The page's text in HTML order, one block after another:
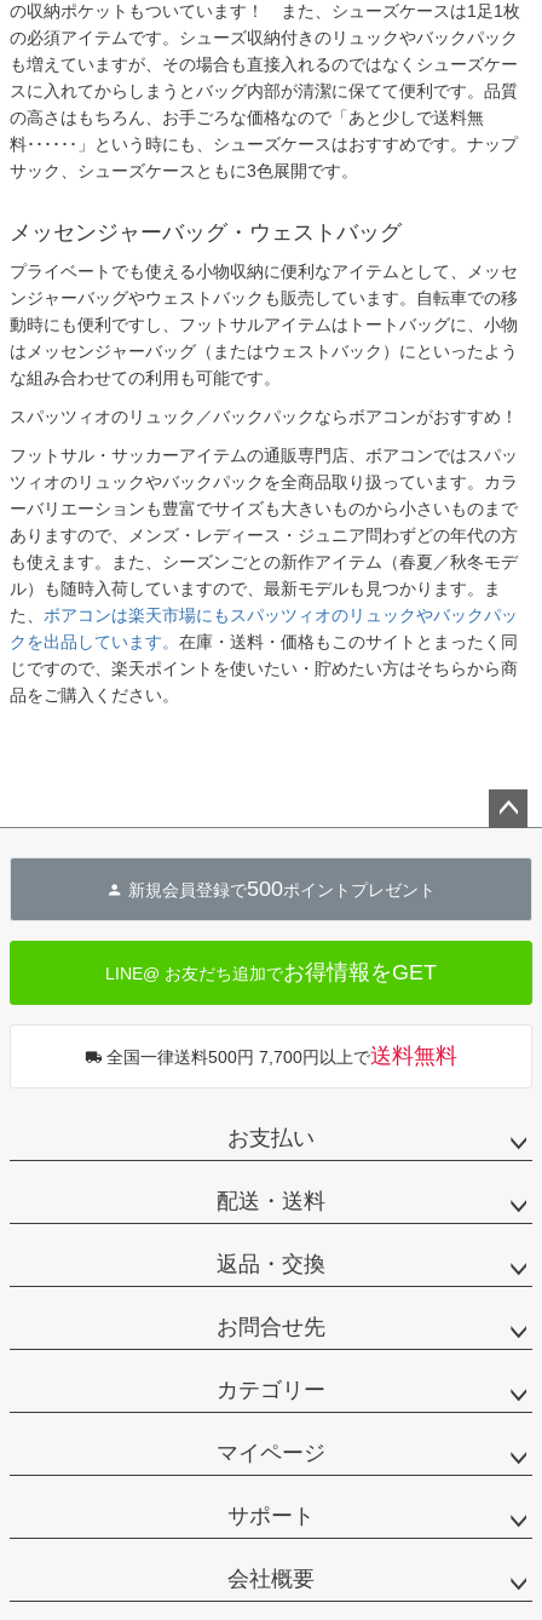
の収納ポケットもついています！ また、シューズケースは1足1枚
の必須アイテムです。シューズ収納付きのリュックやバックパック
も増えていますが、その場合も直接入れるのではなくシューズケー
スに入れてからしまうとバッグ内部が清潔に保てて便利です。品質
の高さはもちろん、お手ごろな価格なので「あと少しで送料無
料･･････」という時にも、シューズケースはおすすめです。ナップ
サック、シューズケースともに3色展開です。
メッセンジャーバッグ・ウェストバッグ
プライベートでも使える小物収納に便利なアイテムとして、メッセ
ンジャーバッグやウェストバックも販売しています。自転車での移
動時にも便利ですし、フットサルアイテムはトートバッグに、小物
はメッセンジャーバッグ（またはウェストバック）にといったよう
な組み合わせての利用も可能です。
スパッツィオのリュック／バックパックならボアコンがおすすめ！
フットサル・サッカーアイテムの通販専門店、ボアコンではスパッ
ツィオのリュックやバックパックを全商品取り扱っています。カラ
ーバリエーションも豊富でサイズも大きいものから小さいものまで
ありますので、メンズ・レディース・ジュニア問わずどの年代の方
も使えます。また、シーズンごとの新作アイテム（春夏／秋冬モデ
ル）も随時入荷していますので、最新モデルも見つかります。ま
た、 ボアコンは楽天市場にもスパッツィオのリュックやバックパッ
クを出品しています。 在庫・送料・価格もこのサイトとまったく同
じですので、楽天ポイントを使いたい・貯めたい方はそちらから商
品をご購入ください。
へ
新規会員登録で500ポイントプレゼント
LINE@ お友だち追加でお得情報をGET
全国一律送料500円 7,700円以上で送料無料
お支払い
配送・送料
返品・交換
お問合せ先
カテゴリー
マイページ
サポート
会社概要